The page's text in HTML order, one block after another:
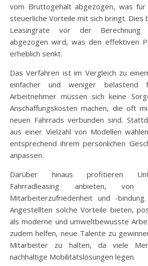
vom Bruttogehalt abgezogen, was
steuerliche Vorteile mit sich bringt. Dies
Leasingrate vor der Berechnung
abgezogen wird, was den effektiven
erheblich senkt.
Das Verfahren ist im Vergleich zu
einfacher und weniger belastend
Arbeitnehmer müssen sich keine
Anschaffungskosten machen, die oft
neuen Fahrrads verbunden sind.
aus einer Vielzahl von Modellen
entsprechend ihrem persönlichen
anpassen.
Darüber hinaus profitieren
Fahrradleasing anbieten, von
Mitarbeiterzufriedenheit und -
Angestellten solche Vorteile bieten,
als moderne und umweltbewusste
zudem helfen, neue Talente zu
Mitarbeiter zu halten, da viele
nachhaltige Mobilitätslösungen legen.